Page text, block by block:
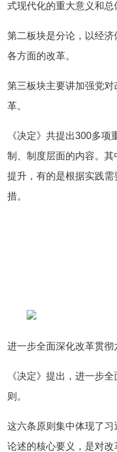
式现代化的重大意义和
第二板块是分论，以经
各方面的改革。
第三板块主要讲加强党
革。
《决定》共提出300多
制、制度层面的内容。
提升，有的是根据实践
措。
进一步全面深化改革贯
《决定》提出，进一步
则。
这六条原则集中体现了
论述的核心要义，是对